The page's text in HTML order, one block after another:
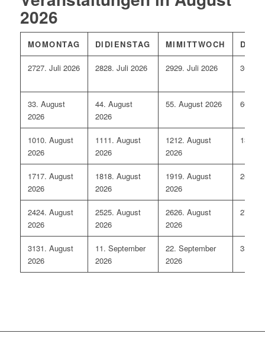
2026
MOMONTAG DI DIENSTAG MIMITTWOCH DO
2727. Juli 2026 2828. Juli 2026 2929. Juli 2026 30
33. August
2026
44. August
2026
55. August 2026 66.
1010. August
2026
1111. August
2026
1212. August
2026
13
1717. August
2026
1818. August
2026
1919. August
2026
20
2424. August
2026
2525. August
2026
2626. August
2026
27
3131. August
2026
11. September
2026
22. September
2026
33.